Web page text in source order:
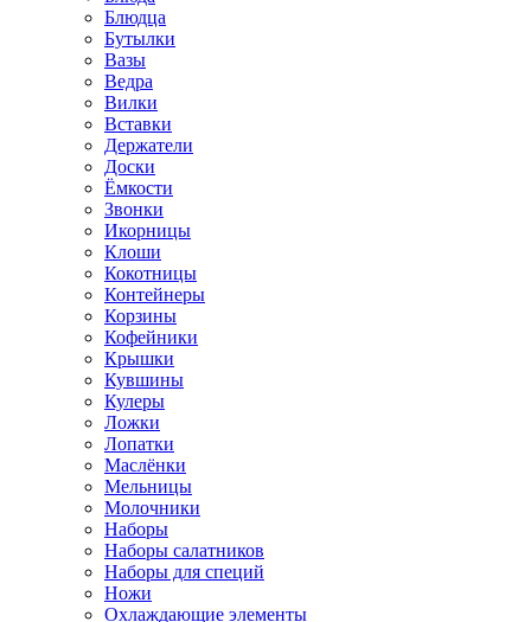
Блюдца
Бутылки
Вазы
Ведра
Вилки
Вставки
Держатели
Доски
Ёмкости
Звонки
Икорницы
Клоши
Кокотницы
Контейнеры
Корзины
Кофейники
Крышки
Кувшины
Кулеры
Ложки
Лопатки
Маслёнки
Мельницы
Молочники
Наборы
Наборы салатников
Наборы для специй
Ножи
Охлаждающие элементы